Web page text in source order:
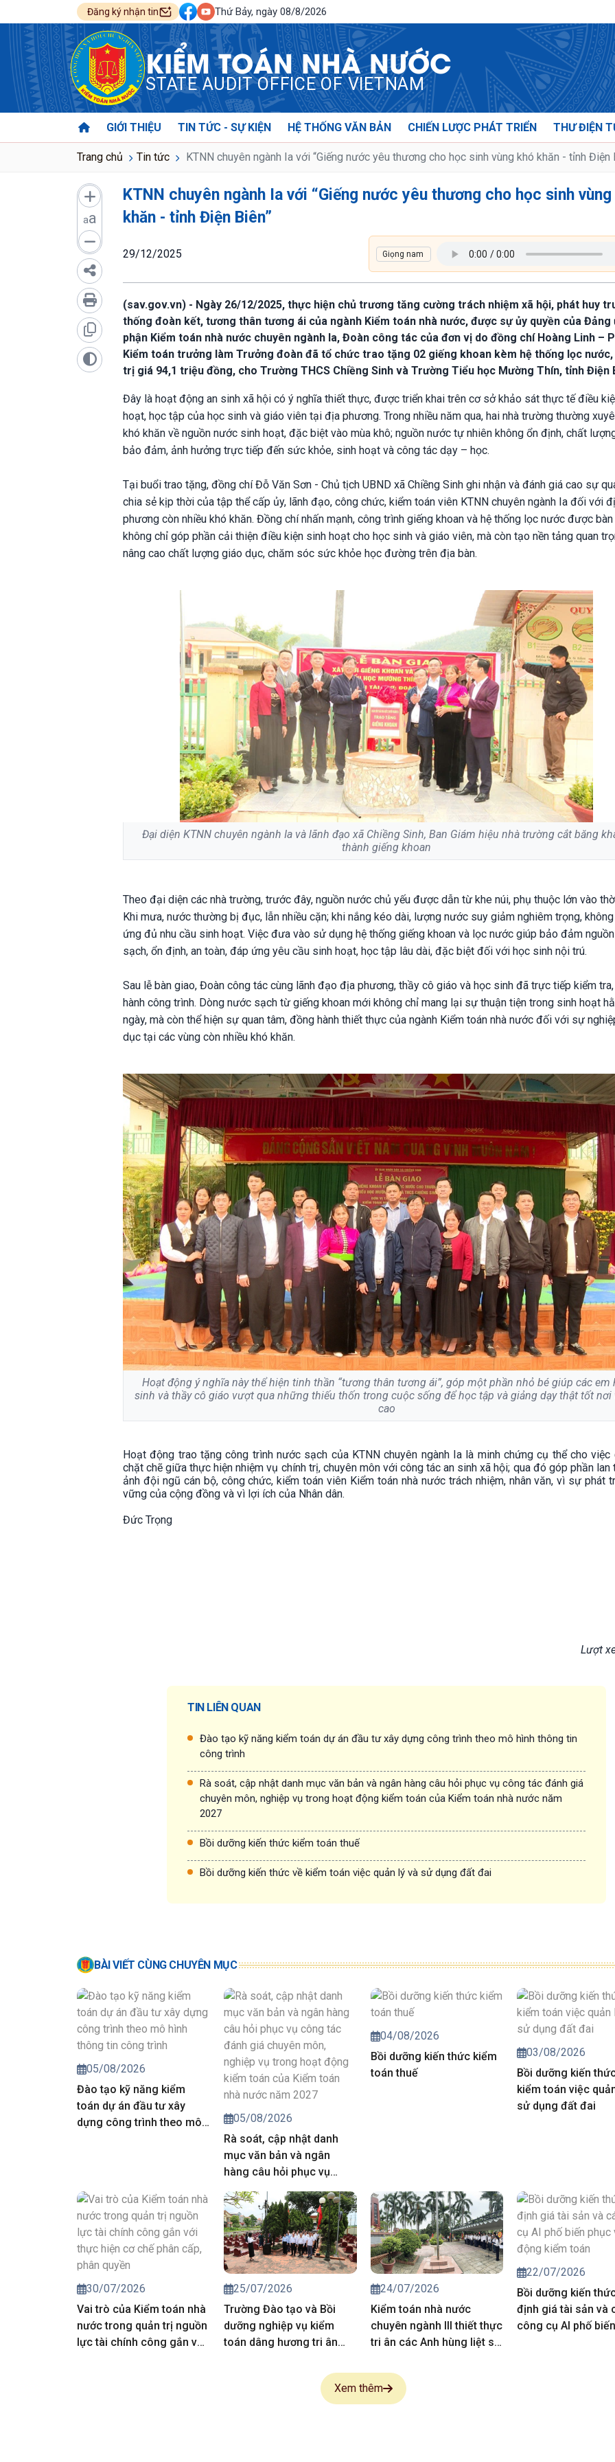
Đăng ký nhận tin Thứ Bảy, ngày 08/8/2026
KIỂM TOÁN NHÀ NƯỚC
STATE AUDIT OFFICE OF VIETNAM
GIỚI THIỆU TIN TỨC - SỰ KIỆN HỆ THỐNG VĂN BẢN CHIẾN LƯỢC PHÁT TRIỂN THƯ ĐIỆN
Trang chủ Tin tức KTNN chuyên ngành Ia với “Giếng nước yêu thương cho học sinh vùng khó khăn - tỉnh Điện
aa
KTNN chuyên ngành Ia với “Giếng nước yêu thương cho học sinh
khăn - tỉnh Điện Biên”
29/12/2025
(sav.gov.vn) - Ngày 26/12/2025, thực hiện chủ trương tăng cường trách nhiệm xã hội, phát huy
thống đoàn kết, tương thân tương ái của ngành Kiểm toán nhà nước, được sự ủy quyền của Đảng
phận Kiểm toán nhà nước chuyên ngành Ia, Đoàn công tác của đơn vị do đồng chí Hoàng Linh –
Kiểm toán trưởng làm Trưởng đoàn đã tổ chức trao tặng 02 giếng khoan kèm hệ thống lọc
trị giá 94,1 triệu đồng, cho Trường THCS Chiềng Sinh và Trường Tiểu học Mường Thín, tỉnh Điện
Đây là hoạt động an sinh xã hội có ý nghĩa thiết thực, được triển khai trên cơ sở khảo sát thực tế điều
hoạt, học tập của học sinh và giáo viên tại địa phương. Trong nhiều năm qua, hai nhà trường thường
khó khăn về nguồn nước sinh hoạt, đặc biệt vào mùa khô; nguồn nước tự nhiên không ổn định, chất
bảo đảm, ảnh hưởng trực tiếp đến sức khỏe, sinh hoạt và công tác dạy – học.
Tại buổi trao tặng, đồng chí Đỗ Văn Sơn - Chủ tịch UBND xã Chiềng Sinh ghi nhận và đánh giá cao sự
chia sẻ kịp thời của tập thể cấp ủy, lãnh đạo, công chức, kiểm toán viên KTNN chuyên ngành Ia đối với
phương còn nhiều khó khăn. Đồng chí nhấn mạnh, công trình giếng khoan và hệ thống lọc nước được
không chỉ góp phần cải thiện điều kiện sinh hoạt cho học sinh và giáo viên, mà còn tạo nền tảng quan
nâng cao chất lượng giáo dục, chăm sóc sức khỏe học đường trên địa bàn.
Đại diện KTNN chuyên ngành Ia và lãnh đạo xã Chiềng Sinh, Ban Giám hiệu nhà trường cắt băng
thành giếng khoan
Theo đại diện các nhà trường, trước đây, nguồn nước chủ yếu được dẫn từ khe núi, phụ thuộc lớn vào
Khi mưa, nước thường bị đục, lẫn nhiều cặn; khi nắng kéo dài, lượng nước suy giảm nghiêm trọng,
ứng đủ nhu cầu sinh hoạt. Việc đưa vào sử dụng hệ thống giếng khoan và lọc nước giúp bảo đảm
sạch, ổn định, an toàn, đáp ứng yêu cầu sinh hoạt, học tập lâu dài, đặc biệt đối với học sinh nội trú.
Sau lễ bàn giao, Đoàn công tác cùng lãnh đạo địa phương, thầy cô giáo và học sinh đã trực tiếp kiểm
hành công trình. Dòng nước sạch từ giếng khoan mới không chỉ mang lại sự thuận tiện trong sinh hoạt
ngày, mà còn thể hiện sự quan tâm, đồng hành thiết thực của ngành Kiểm toán nhà nước đối với sự
dục tại các vùng còn nhiều khó khăn.
Hoạt động ý nghĩa này thể hiện tinh thần “tương thân tương ái”, góp một phần nhỏ bé giúp các em
sinh và thầy cô giáo vượt qua những thiếu thốn trong cuộc sống để học tập và giảng dạy thật tốt nơi
cao
Hoạt động trao tặng công trình nước sạch của KTNN chuyên ngành Ia là minh chứng cụ thể cho việc
chặt chẽ giữa thực hiện nhiệm vụ chính trị, chuyên môn với công tác an sinh xã hội; qua đó góp phần lan
ảnh đội ngũ cán bộ, công chức, kiểm toán viên Kiểm toán nhà nước trách nhiệm, nhân văn, vì sự phát
vững của cộng đồng và vì lợi ích của Nhân dân.
Đức Trọng
Lượt
TIN LIÊN QUAN
Đào tạo kỹ năng kiểm toán dự án đầu tư xây dựng công trình theo mô hình thông tin
công trình
Rà soát, cập nhật danh mục văn bản và ngân hàng câu hỏi phục vụ công tác đánh giá
chuyên môn, nghiệp vụ trong hoạt động kiểm toán của Kiểm toán nhà nước năm
2027
Bồi dưỡng kiến thức kiểm toán thuế
Bồi dưỡng kiến thức về kiểm toán việc quản lý và sử dụng đất đai
BÀI VIẾT CÙNG CHUYÊN MỤC
05/08/2026
Đào tạo kỹ năng kiểm
toán dự án đầu tư xây
dựng công trình theo mô
05/08/2026
Rà soát, cập nhật danh
mục văn bản và ngân
hàng câu hỏi phục vụ
công tác đánh giá chuyên
môn, nghiệp vụ trong hoạt
động kiểm toán của Kiểm
toán nhà nước năm 2027
04/08/2026
Bồi dưỡng kiến thức kiểm
toán thuế
03/08/2026
Bồi dưỡng kiến
kiểm toán việc
sử dụng đất đai
30/07/2026
Vai trò của Kiểm toán nhà
nước trong quản trị nguồn
lực tài chính công gắn với
25/07/2026
Trường Đào tạo và Bồi
dưỡng nghiệp vụ kiểm
toán dâng hương tri ân
24/07/2026
Kiểm toán nhà nước
chuyên ngành III thiết thực
tri ân các Anh hùng liệt sĩ,
22/07/2026
Bồi dưỡng kiến
định giá tài sản và
công cụ AI phố
Xem thêm